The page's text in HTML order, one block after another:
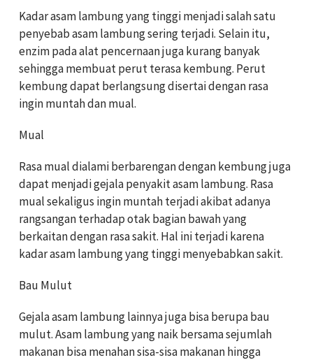
Kadar asam lambung yang tinggi menjadi salah satu
penyebab asam lambung sering terjadi. Selain itu,
enzim pada alat pencernaan juga kurang banyak
sehingga membuat perut terasa kembung. Perut
kembung dapat berlangsung disertai dengan rasa
ingin muntah dan mual.
Mual
Rasa mual dialami berbarengan dengan kembung juga
dapat menjadi gejala penyakit asam lambung. Rasa
mual sekaligus ingin muntah terjadi akibat adanya
rangsangan terhadap otak bagian bawah yang
berkaitan dengan rasa sakit. Hal ini terjadi karena
kadar asam lambung yang tinggi menyebabkan sakit.
Bau Mulut
Gejala asam lambung lainnya juga bisa berupa bau
mulut. Asam lambung yang naik bersama sejumlah
makanan bisa menahan sisa-sisa makanan hingga